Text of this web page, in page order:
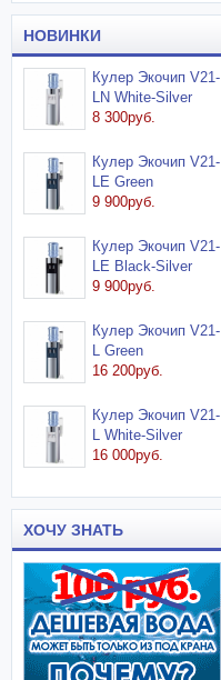
НОВИНКИ
Кулер Экочип V21-
LN White-Silver
8 300руб.
Кулер Экочип V21-
LE Green
9 900руб.
Кулер Экочип V21-
LE Black-Silver
9 900руб.
Кулер Экочип V21-
L Green
16 200руб.
Кулер Экочип V21-
L White-Silver
16 000руб.
ХОЧУ ЗНАТЬ